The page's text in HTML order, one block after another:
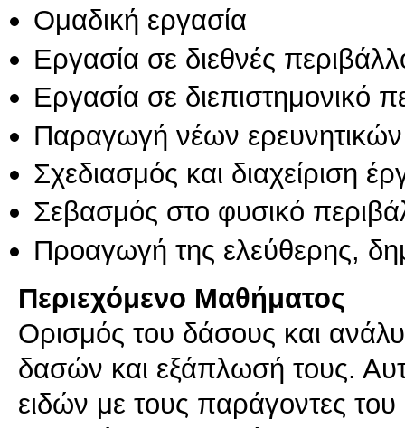
Ομαδική εργασία
Εργασία σε διεθνές
Εργασία σε διεπιστημονικό
Παραγωγή νέων
Σχεδιασμός και διαχείριση
Σεβασμός στο φυσικό
Προαγωγή της ελεύθερης,
Περιεχόμενο Μαθήματος
Ορισμός του δάσους και
δασών και εξάπλωσή τους.
ειδών με τους παράγοντες